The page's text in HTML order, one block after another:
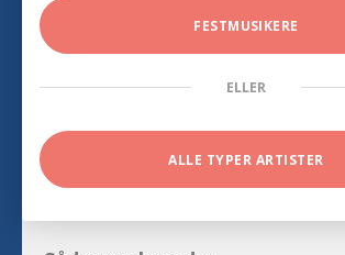
FESTMUSIKERE
ELLER
ALLE TYPER ARTISTER